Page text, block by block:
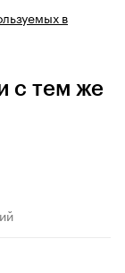
в
с тем же